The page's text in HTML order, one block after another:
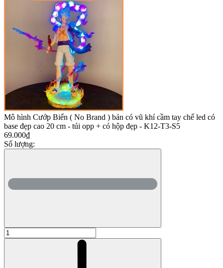
Mô hình Cướp Biển ( No Brand ) bản có vũ khí cầm tay chế led có
base đẹp cao 20 cm - túi opp + có hộp đẹp - K12-T3-S5
69.000₫
Số lượng: